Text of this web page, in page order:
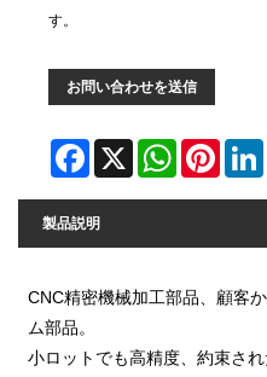
す。
お問い合わせを送信
Facebook
X WhatsApp
製品説明
CNC精密機械加工部品、顧客
ム部品。
小ロットでも高精度、約束さ